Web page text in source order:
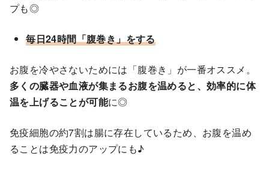
プも◎
毎日24時間「腹巻き」をする
お腹を冷やさないためには「腹巻き」が一番オススメ。
多くの臓器や血液が集まるお腹を温めると、効率的に体
温を上げることが可能に◎
免疫細胞の約7割は腸に存在しているため、お腹を温め
ることは免疫力のアップにも♪